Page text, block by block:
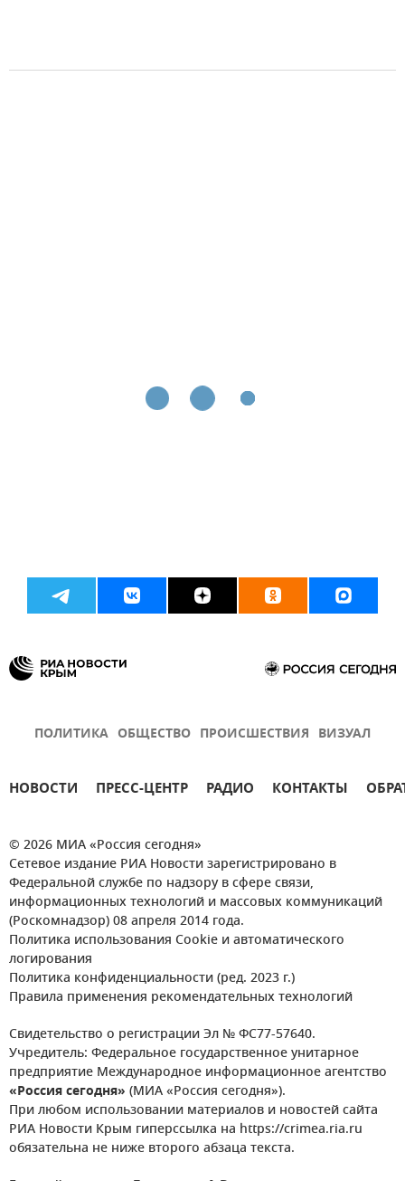
ПОЛИТИКА ОБЩЕСТВО ПРОИСШЕСТВИЯ ВИЗУАЛ
НОВОСТИ ПРЕСС-ЦЕНТР РАДИО КОНТАКТЫ
© 2026 МИА «Россия сегодня»
Сетевое издание РИА Новости зарегистрировано в
Федеральной службе по надзору в сфере связи,
информационных технологий и массовых коммуникаций
(Роскомнадзор) 08 апреля 2014 года.
Политика использования Cookie и автоматического
логирования
Политика конфиденциальности (ред. 2023 г.)
Правила применения рекомендательных технологий
Свидетельство о регистрации Эл № ФС77-57640.
Учредитель: Федеральное государственное унитарное
предприятие Международное информационное агентство
«Россия сегодня» (МИА «Россия сегодня»).
При любом использовании материалов и новостей сайта
РИА Новости Крым гиперссылка на https://crimea.ria.ru
обязательна не ниже второго абзаца текста.